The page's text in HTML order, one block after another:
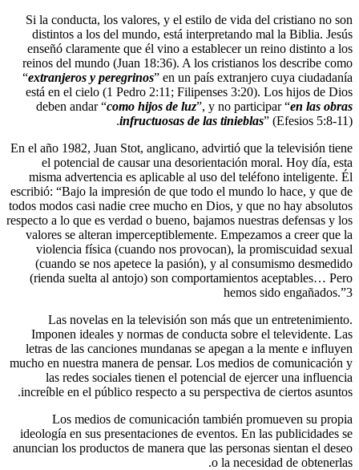
Si la conducta, los valores, y el estilo
distintos a los del mundo, está
enseñó claramente que él vino a
reinos del mundo (Juan 18:36). A los
“extranjeros y peregrinos” en un país
está en el cielo (1 Pedro 2:11;
deben andar “como hijos de luz”, y
infructuosas de las
En el año 1982, Juan Stot, anglicano,
el potencial de causar una
misma advertencia es aplicable al uso
escribió: “Bajo la impresión de que todo el
todos modos casi nadie cree mucho en
respecto a lo que es verdad o bueno,
valores se alteran imperceptiblemente.
violencia física (cuando nos
(cuando se nos apetece la pasión), y
(rienda suelta al antojo) son
Las novelas en la televisión son
Imponen ideales y normas de
letras de las canciones mundanas se
mucho en nuestra manera de pensar. Los
las redes sociales tienen el
increíble en el público respecto a su
Los medios de comunicación
ideología en sus presentaciones de
anuncian los productos de manera que las
o